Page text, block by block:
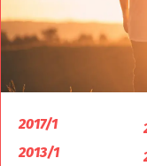
2017/1
2013/1